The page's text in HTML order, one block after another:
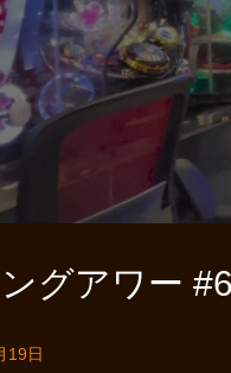
グアワー
19日